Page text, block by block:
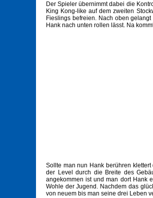
Der Spieler übernimmt dabei die
King Kong-like auf dem zweiten
Fieslings befreien. Nach oben
Hank nach unten rollen lässt. Na
Sollte man nun Hank berühren
der Level durch die Breite des
angekommen ist und man dort Hank
Wohle der Jugend. Nachdem das
von neuem bis man seine drei Leben